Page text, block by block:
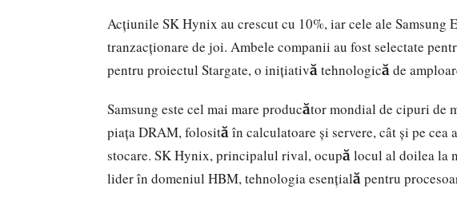
Acțiunile SK Hynix au crescut cu 10%, iar cele ale Samsung
tranzacționare de joi. Ambele companii au fost selectate
pentru proiectul Stargate, o inițiativă tehnologică de
Samsung este cel mai mare producător mondial de cipuri de
piața DRAM, folosită în calculatoare și servere, cât și pe
stocare. SK Hynix, principalul rival, ocupă locul al doilea la
lider în domeniul HBM, tehnologia esențială pentru